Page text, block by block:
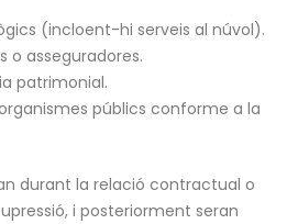
(incloent-hi serveis al núvol).
o asseguradores.
patrimonial.
públics conforme a la
durant la relació contractual o
i posteriorment seran